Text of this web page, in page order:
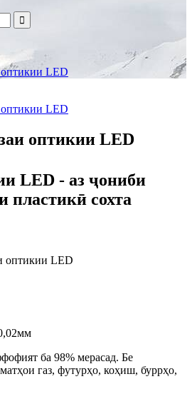
LED
LED
оптикии LED
LED - аз ҷониби
пластикӣ сохта
оптикии LED
ба 98% мерасад. Бе
газ, футурҳо, коҳиш, буррҳо,